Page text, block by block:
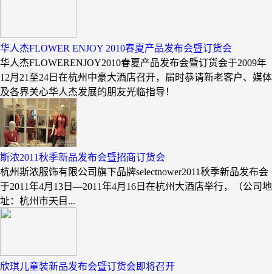
华人杰FLOWER ENJOY 2010春夏产品发布会暨订货会
华人杰FLOWERENJOY2010春夏产品发布会暨订货会于2009年
12月21至24日在杭州中豪大酒店召开，届时恭请新老客户、媒体
及各界关心华人杰发展的朋友光临指导！
斯浓2011秋季新品发布会暨招商订货会
杭州斯浓服饰有限公司旗下品牌selectnower2011秋季新品发布会
于2011年4月13日—2011年4月16日在杭州大酒店举行，（公司地
址：杭州市天目...
欣琪儿童装新品发布会暨订货会即将召开